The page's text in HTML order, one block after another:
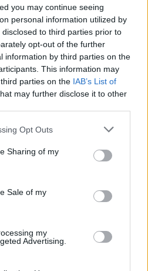
you may continue seeing
personal information utilized by
to third parties prior to
opt-out of the further
information by third parties on the
This information may
parties on the IAB’s List of
may further disclose it to other
Opt Outs
Sharing of my
Sale of my
my
Advertising.